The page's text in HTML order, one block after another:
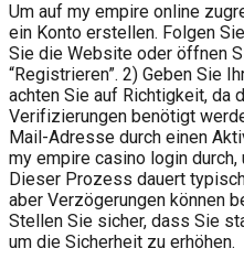
Um auf my empire online
ein Konto erstellen. Folgen
Sie die Website oder öffnen
“Registrieren”. 2) Geben Sie
achten Sie auf Richtigkeit, da
Verifizierungen benötigt
Mail-Adresse durch einen
my empire casino login
Dieser Prozess dauert
aber Verzögerungen können
Stellen Sie sicher, dass Sie
um die Sicherheit zu erhöhen.